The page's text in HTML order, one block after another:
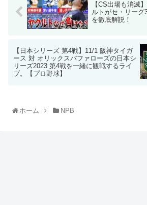
【CS出場も消滅
ルトがセ・リーグ
を徹底解説！
【日本シリーズ 第4戦】11/1 阪神タイガ
ース 対 オリックスバファローズの日本シ
リーズ2023 第4戦を一緒に観戦するライ
ブ。【プロ野球】
ホーム NPB